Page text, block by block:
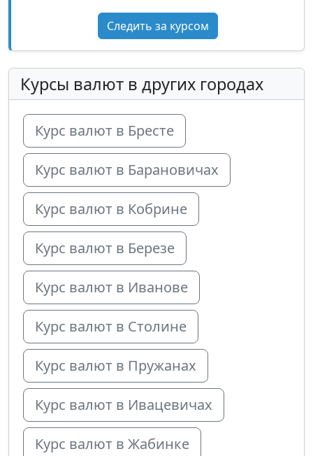
Следить за курсом
Курсы валют в других городах
Курс валют в Бресте
Курс валют в Барановичах
Курс валют в Кобрине
Курс валют в Березе
Курс валют в Иванове
Курс валют в Столине
Курс валют в Пружанах
Курс валют в Ивацевичах
Курс валют в Жабинке